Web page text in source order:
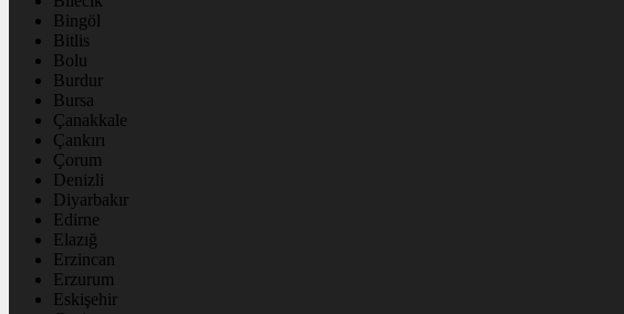
Bingöl
Bitlis
Bolu
Burdur
Bursa
Çanakkale
Çankırı
Çorum
Denizli
Diyarbakır
Edirne
Elazığ
Erzincan
Erzurum
Eskişehir